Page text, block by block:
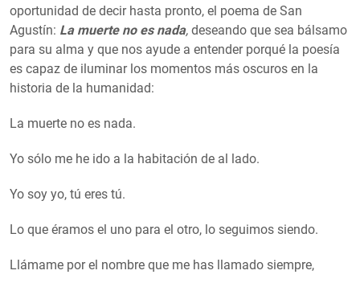
oportunidad de decir hasta pronto, el poema de San
Agustín: La muerte no es nada, deseando que sea bálsamo
para su alma y que nos ayude a entender porqué la poesía
es capaz de iluminar los momentos más oscuros en la
historia de la humanidad:
La muerte no es nada.
Yo sólo me he ido a la habitación de al lado.
Yo soy yo, tú eres tú.
Lo que éramos el uno para el otro, lo seguimos siendo.
Llámame por el nombre que me has llamado siempre,